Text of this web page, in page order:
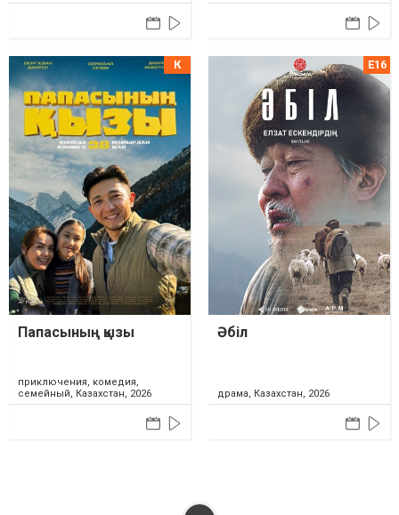
Папасының қызы
приключения, комедия,
семейный, Казахстан, 2026
Әбіл
драма, Казахстан, 2026